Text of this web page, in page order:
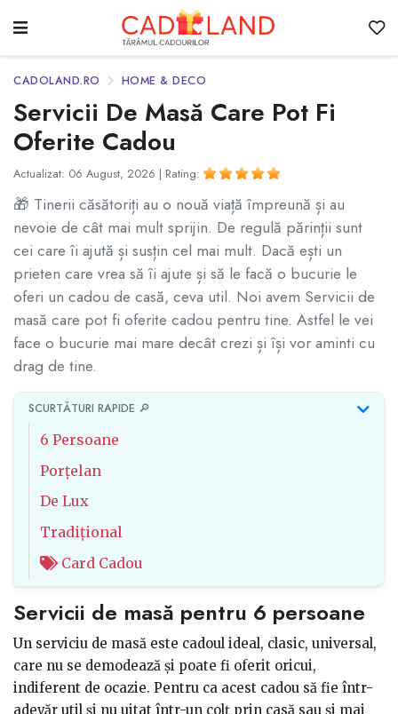
CADOLAND.RO HOME & DECO
Servicii De Masă Care Pot Fi
Oferite Cadou
Actualizat: 06 August, 2026 | Rating:
🎁 Tinerii căsătoriți au o nouă viață împreună și au
nevoie de cât mai mult sprijin. De regulă părinții sunt
cei care îi ajută și susțin cel mai mult. Dacă ești un
prieten care vrea să îi ajute și să le facă o bucurie le
oferi un cadou de casă, ceva util. Noi avem Servicii de
masă care pot fi oferite cadou pentru tine. Astfel le vei
face o bucurie mai mare decât crezi și își vor aminti cu
drag de tine.
SCURTĂTURI RAPIDE 🔎
6 Persoane
Porțelan
De Lux
Tradițional
Card Cadou
Servicii de masă pentru 6 persoane
Un serviciu de masă este cadoul ideal, clasic, universal,
care nu se demodează și poate fi oferit oricui,
indiferent de ocazie. Pentru ca acest cadou să fie într-
adevăr util și nu uitat într-un colț prin casă sau și mai